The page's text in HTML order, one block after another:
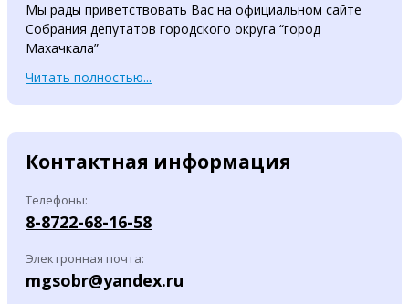
Мы рады приветствовать Вас на официальном сайте
Собрания депутатов городского округа “город
Махачкала”
Читать полностью...
Контактная информация
Телефоны:
8-8722-68-16-58
Электронная почта:
mgsobr@yandex.ru